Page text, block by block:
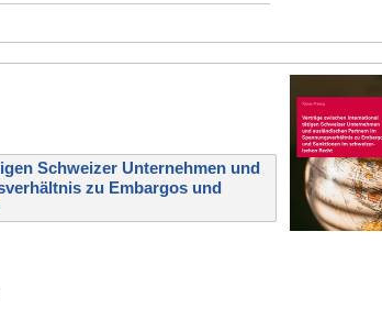
Schweizer Unternehmen und
zu Embargos und